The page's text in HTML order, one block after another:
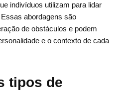
indivíduos utilizam para lidar
abordagens são
de obstáculos e podem
e o contexto de cada
tipos de